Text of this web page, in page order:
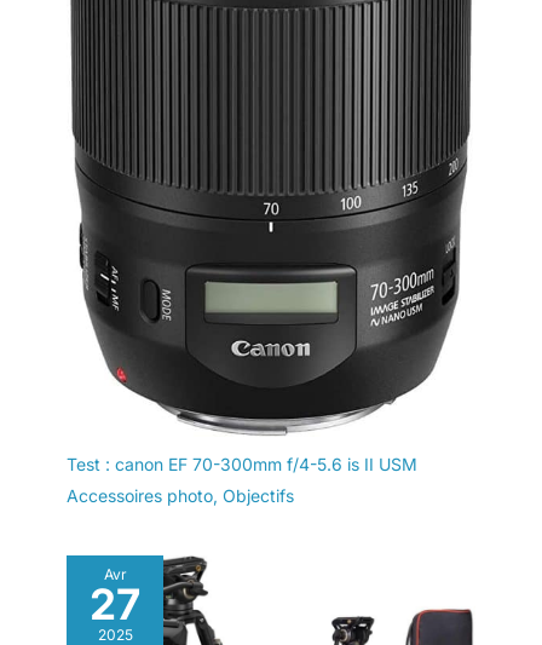
Test : canon EF 70-300mm f/4-5.6 is II USM
Accessoires photo, Objectifs
Avr
27
2025